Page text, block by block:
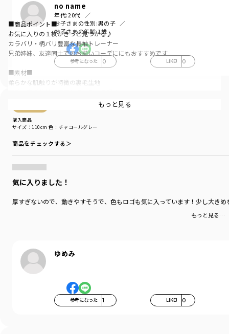
no name
年代:20代
お子さまの性別:男の子
お子さまの年齢:1歳
参考になった 0 LIKE! 0
購入商品
サイズ：110cm 色：チャコールグレー
商品をチェックする＞
気に入りました！
厚すぎないので、動きやすそうで、色もロゴも気に入っています！少し大き
もっと見る…
ゆめみ
参考になった 1 LIKE! 0
■商品ポイント■
お気に入りの１枚がきっと見つかる♪
カラバリ・柄バリ豊富な長袖トレーナー
兄弟姉妹、友達同士でのお揃いコーデににもおすすめです
■素材■
柔らかな肌触りが特徴の裏毛生地
※こちらの商品は裏起毛商品ではございません
■DRCbranshesとは？■
Daily…毎日
着心地の良い服を、手に取りやすい価格で。
『毎日着て欲しい』
そんな思いを込めてブランシェスから
デイリーウェアをご提案する新レーベルです
094ライトグレー/ややあり
その他カラー/なし
＃通園コーデ＃通学コーデ＃小学生コーデ
もっと見る